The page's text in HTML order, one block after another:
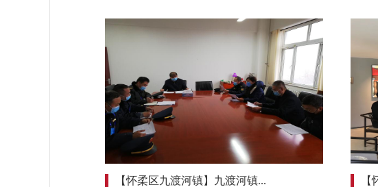
【怀柔区九渡河镇】九渡河镇...